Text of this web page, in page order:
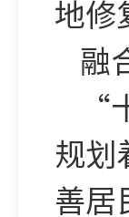
地修
融
“
规划
善居